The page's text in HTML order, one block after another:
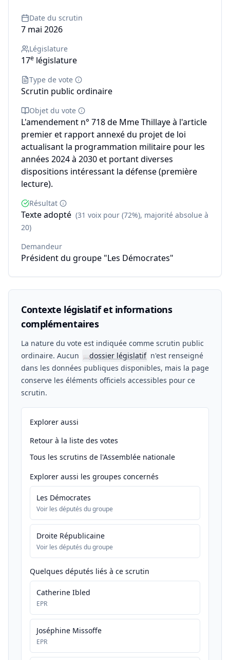
Date du scrutin
7 mai 2026
Législature
17e législature
Type de vote
Scrutin public ordinaire
Objet du vote
L'amendement n° 718 de Mme Thillaye à l'article
premier et rapport annexé du projet de loi
actualisant la programmation militaire pour les
années 2024 à 2030 et portant diverses
dispositions intéressant la défense (première
lecture).
Résultat
Texte adopté (31 voix pour (72%), majorité absolue à
20)
Demandeur
Président du groupe "Les Démocrates"
Contexte législatif et informations
complémentaires
La nature du vote est indiquée comme scrutin public
ordinaire. Aucun
📖dossier législatif n'est renseigné
dans les données publiques disponibles, mais la page
conserve les éléments officiels accessibles pour ce
scrutin.
Explorer aussi
Retour à la liste des votes
Tous les scrutins de l'Assemblée nationale
Explorer aussi les groupes concernés
Les Démocrates
Voir les députés du groupe
Droite Républicaine
Voir les députés du groupe
Quelques députés liés à ce scrutin
Catherine Ibled
EPR
Joséphine Missoffe
EPR